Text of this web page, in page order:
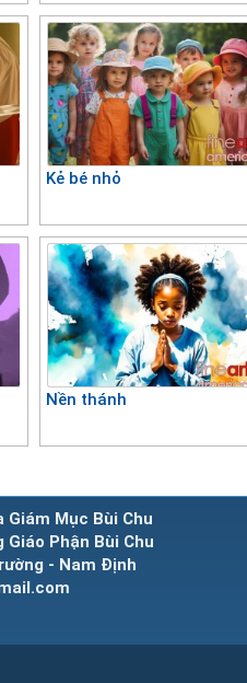
Kẻ bé nhỏ
Nền thánh
Mục Bùi Chu
Phận Bùi Chu
- Nam Định